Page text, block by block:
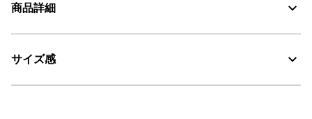
素材の特徴
30℃を限度とし、通常の洗濯処理。
商品詳細
・色：ノワール（ブラック） (005)
サイズ感